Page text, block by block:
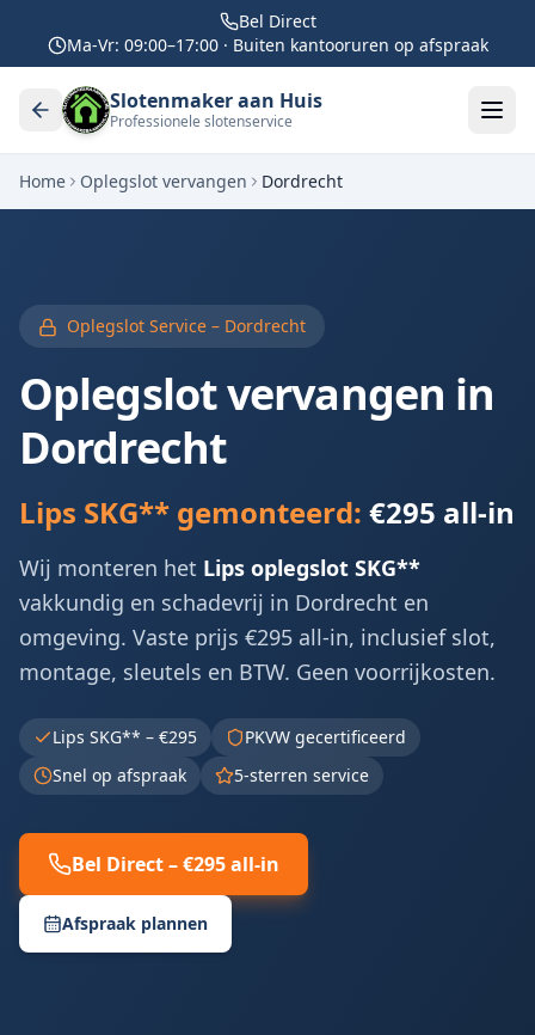
Bel Direct
Ma-Vr: 09:00–17:00 · Buiten kantooruren op afspraak
Slotenmaker aan Huis
Professionele slotenservice
Home Oplegslot vervangen Dordrecht
Oplegslot Service – Dordrecht
Oplegslot vervangen in
Dordrecht
Lips SKG** gemonteerd: €295 all-in
Wij monteren het Lips oplegslot SKG**
vakkundig en schadevrij in Dordrecht en
omgeving. Vaste prijs €295 all-in, inclusief slot,
montage, sleutels en BTW. Geen voorrijkosten.
Lips SKG** – €295
PKVW gecertificeerd
Snel op afspraak
5-sterren service
Bel Direct – €295 all-in
Afspraak plannen